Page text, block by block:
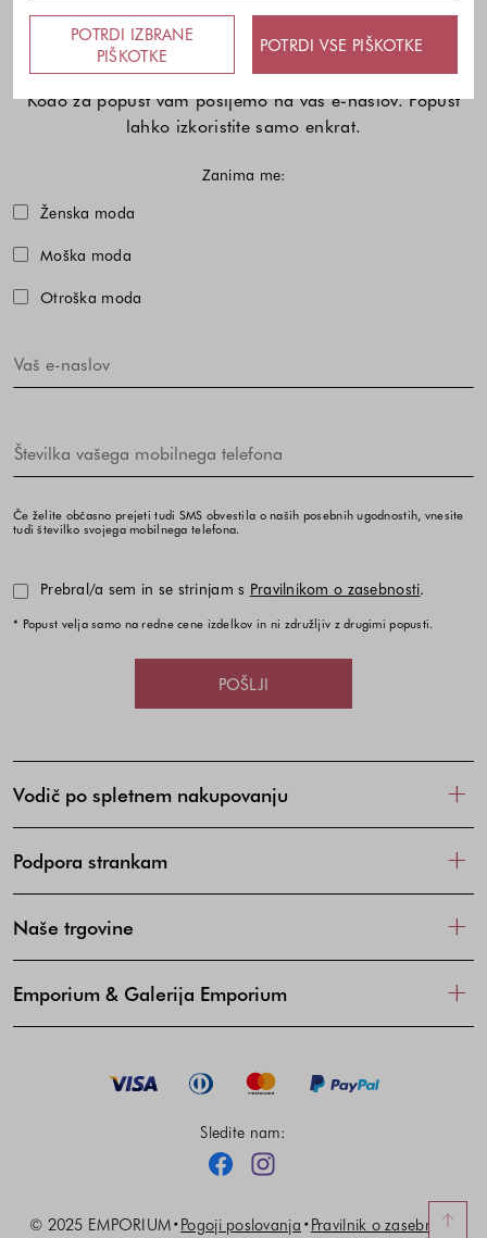
10% popust na prvi nakup ob prijavi na e-
novice
Kodo za popust vam pošljemo na vaš e-naslov. Popust
lahko izkoristite samo enkrat.
Zanima me:
Ženska moda
Moška moda
Otroška moda
Če želite občasno prejeti tudi SMS obvestila o naših posebnih ugodnostih, vnesite
tudi številko svojega mobilnega telefona.
Prebral/a sem in se strinjam s Pravilnikom o zasebnosti.
* Popust velja samo na redne cene izdelkov in ni združljiv z drugimi popusti.
POŠLJI
Vodič po spletnem nakupovanju
Podpora strankam
Naše trgovine
Emporium & Galerija Emporium
Sledite nam:
FacebookInstagram
© 2025 EMPORIUM Pogoji poslovanja Pravilnik o zasebnosti
POTRDI IZBRANE
PIŠKOTKE
POTRDI VSE PIŠKOTKE